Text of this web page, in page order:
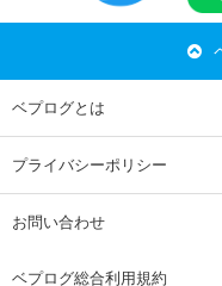
ベプログとは
プライバシーポリシー
お問い合わせ
ベプログ総合利用規約